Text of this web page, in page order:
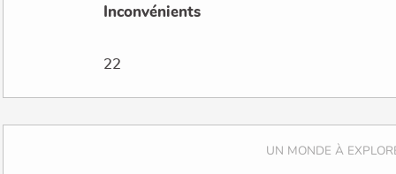
Inconvénients